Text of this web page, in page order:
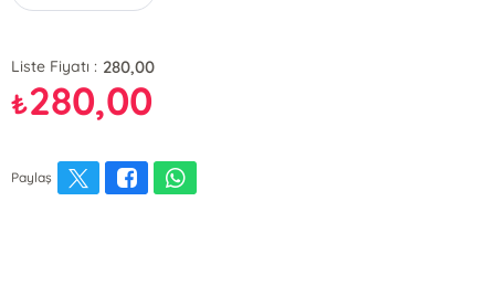
Liste Fiyatı : 280,00
₺280,00
Paylaş